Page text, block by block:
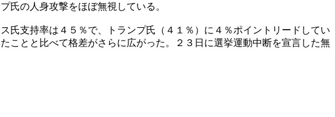
氏の人身攻撃をほぼ無視している。
氏支持率は４５％で、トランプ氏（４１％）に４％ポイントリードしてい
ことと比べて格差がさらに広がった。２３日に選挙運動中断を宣言した無